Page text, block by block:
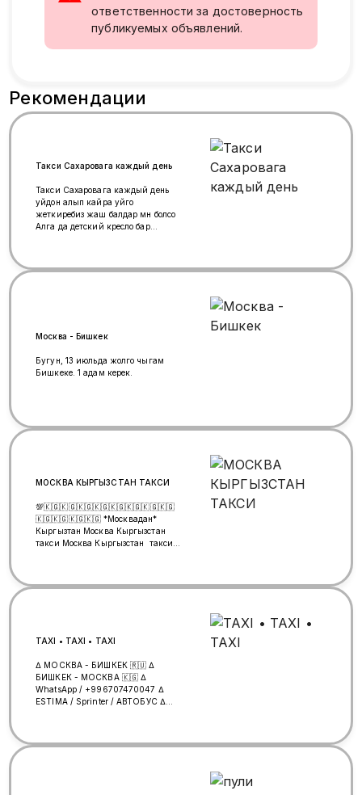
ответственности за достоверность
публикуемых объявлений.
Рекомендации
Такси Сахаровага каждый день
Такси Сахаровага каждый день
уйдон алып кайра уйго
жеткиребиз жаш балдар мн болсо
Алга да детский кресло бар
Москва - Бишкек
Бугун, 13 июльда жолго чыгам
Бишкеке. 1 адам керек.
МОСКВА КЫРГЫЗСТАН ТАКСИ
💯🇰🇬🇰🇬🇰🇬🇰🇬🇰🇬🇰🇬🇰🇬🇰🇬
🇰🇬🇰🇬🇰🇬🇰🇬 *Москвадан*
Кыргызтан Москва Кыргызстан
такси Москва Кыргызстан такси
*Кыргызстандын бардык жерине
естима. Алтфардтар Кунуго такси
*Кыргызстандын бардык жерине
чейн* Жук передача алабыз 📦Жук
да (передача)алып кетебиз
+79328405316 🚕🚗.
TAXI • TAXI • TAXI
∆ МОСКВА - БИШКЕК 🇷🇺 ∆
БИШКЕК - МОСКВА 🇰🇬 ∆
WhatsApp / +996707470047 ∆
ESTIMA / Sprinter / АВТОБУС ∆